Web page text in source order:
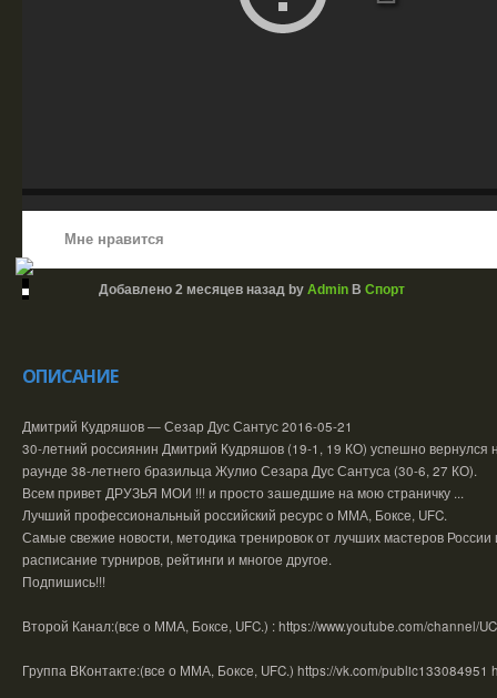
Мне нравится
Добавлено 2 месяцев назадby AdminВ Спорт
ОПИСАНИЕ
Дмитрий Кудряшов — Сезар Дус Сантус 2016-05-21
30-летний россиянин Дмитрий Кудряшов (19-1, 19 КО) успешно вернулся
раунде 38-летнего бразильца Жулио Сезара Дус Сантуса (30-6, 27 КО).
Всем привет ДРУЗЬЯ МОИ !!! и просто зашедшие на мою страничку ...
Лучший профессиональный российский ресурс о ММА, Боксе, UFC.
Самые свежие новости, методика тренировок от лучших мастеров России
расписание турниров, рейтинги и многое другое.
Подпишись!!!
Второй Канал:(все о ММА, Боксе, UFC.) : https://www.youtube.com/channel/
Группа ВКонтакте:(все о ММА, Боксе, UFC.) https://vk.com/public133084951